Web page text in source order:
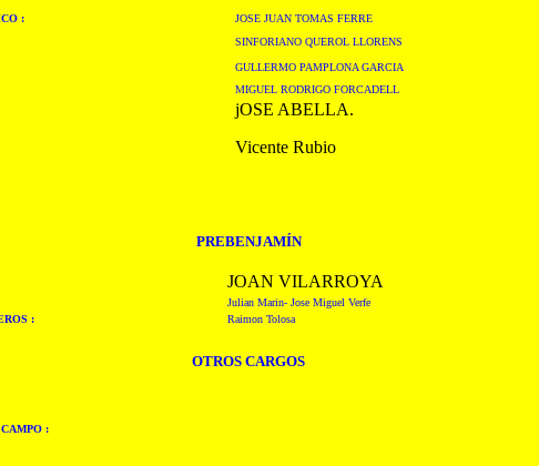
:
JOSE JUAN TOMAS FERRE
SINFORIANO QUEROL LLORENS
GULLERMO PAMPLONA GARCIA
MIGUEL RODRIGO FORCADELL
jOSE ABELLA.
Vicente Rubio
PREBENJAMÍN
JOAN VILARROYA
Julian Marin- Jose Miguel Verfe
:
Raimon Tolosa
OTROS CARGOS
: